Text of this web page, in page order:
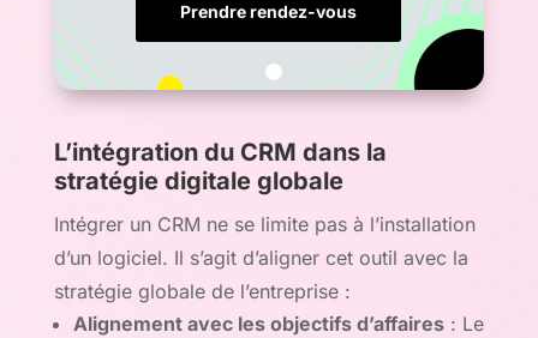
Prendre rendez-vous
L’intégration du CRM dans la
stratégie digitale globale
Intégrer un CRM ne se limite pas à l’installation
d’un logiciel. Il s’agit d’aligner cet outil avec la
stratégie globale de l’entreprise :
Alignement avec les objectifs d’affaires: Le